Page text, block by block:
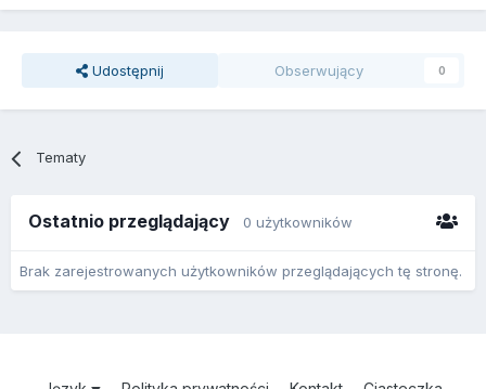
Udostępnij Obserwujący 0
Tematy
Ostatnio przeglądający 0 użytkowników
Brak zarejestrowanych użytkowników przeglądających tę stronę.